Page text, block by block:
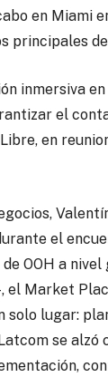
en Miami
principales
inmersiva
el
en
el
OOH a
el Market
solo lugar:
se alzó